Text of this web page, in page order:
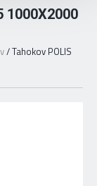
1000X2000
/Tahokov POLIS